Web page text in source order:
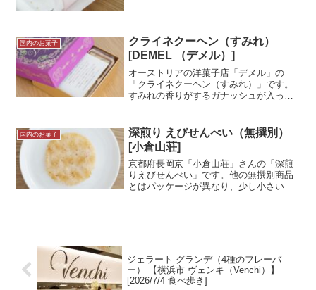
目も可愛らしく、とても...＜続きを読む
＞
国内のお菓子
クライネクーヘン（すみれ）
[DEMEL （デメル）]
オーストリアの洋菓子店「デメル」の
「クライネクーヘン（すみれ）」です。
すみれの香りがするガナッシュが入って
りますが「すみれ」のクライネクーヘン
は期間限定の商品です！試食...＜続きを
読む＞
国内のお菓子
深煎り えびせんべい（無撰別）
[小倉山荘]
京都府長岡京「小倉山荘」さんの「深煎
りえびせんべい」です。他の無撰別商品
とはパッケージが異なり、少し小さい赤
ジェラート グランデ（4種のフレーバ
ー） 【横浜市 ヴェンキ（Venchi）】
[2026/7/4 食べ歩き]